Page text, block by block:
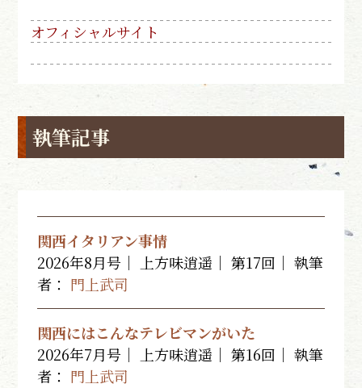
オフィシャルサイト
執筆記事
関西イタリアン事情
2026年8月号｜ 上方味逍遥｜ 第17回｜執筆
者： 門上武司
関西にはこんなテレビマンがいた
2026年7月号｜ 上方味逍遥｜ 第16回｜執筆
者： 門上武司